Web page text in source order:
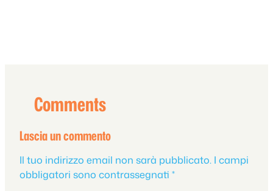
Comments
Lascia un commento
Il tuo indirizzo email non sarà pubblicato. I campi
obbligatori sono contrassegnati *